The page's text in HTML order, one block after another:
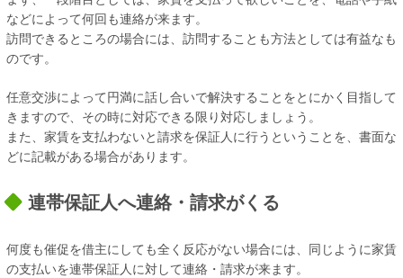
などによって何回も連絡が来ます。
訪問できるところの場合には、訪問することも方法としては有益なも
のです。
任意交渉によって円満に話し合いで解決することをとにかく目指して
きますので、その時に対応できる限り対応しましょう。
また、家賃を支払わないと請求を保証人に行うということを、書面な
どに記載がある場合があります。
連帯保証人へ連絡・請求がくる
何度も催促を借主にしても全く反応がない場合には、同じように家賃
の支払いを連帯保証人に対して連絡・請求が来ます。